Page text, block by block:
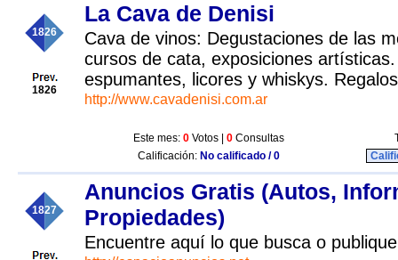
1826
1826
La Cava de Denisi
Cava de vinos: Degustaciones de las
cursos de cata, exposiciones
espumantes, licores y whiskys.
http://www.cavadenisi.com.ar
Este mes: 0 Votos | 0 Consultas
Calificación: No calificado / 0
1827
Anuncios Gratis (Autos,
Propiedades)
Encuentre aquí lo que busca o